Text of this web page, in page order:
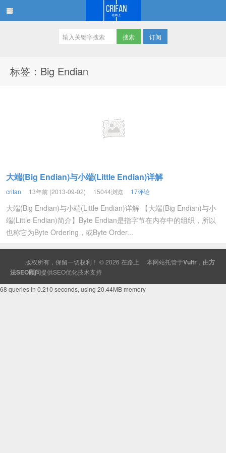
订阅
标签：Big Endian
大端(Big Endian)与小端(Little Endian)详解
crifan 13年前 (2013-09-02) 15044浏览 17评论
大端(Big Endian)与小端(Little Endian)详解 【大端(Big Endian)与小
端(Little Endian)简介】Byte Endian是指字节在内存中的组织，所以
也称它为Byte Ordering，或Byte Order...
版权所有，保留一切权利！ © 2026 在路上 本网站托管于Vultr ，由方
法SEO顾问提供SEO优化技术支持
68 queries in 0.210 seconds, using 20.44MB memory